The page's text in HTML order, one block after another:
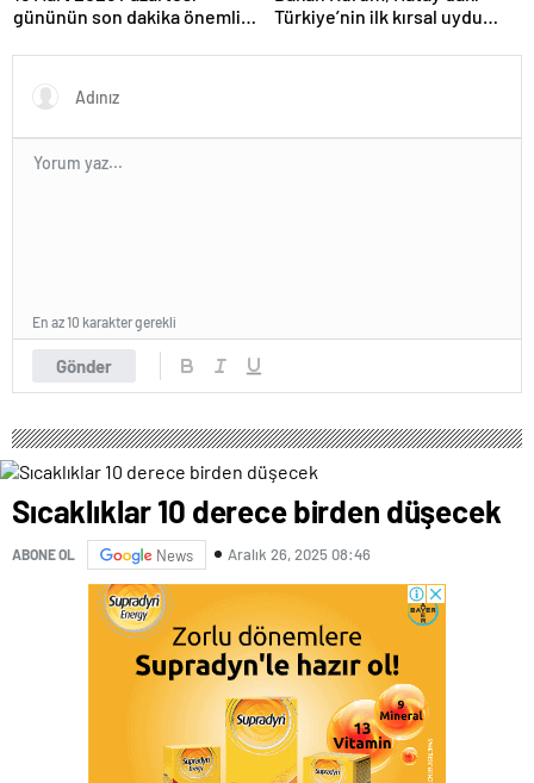
gününün son dakika önemli
bülteni) – CNN TÜRK Son
Haberler
Türkiye’nin ilk kırsal uydu
Haberler CNN Türk
Gönder
En az 10 karakter gerekli
Sıcaklıklar 10 derece birden düşecek
ABONE OL News Aralık 26, 2025 08:46